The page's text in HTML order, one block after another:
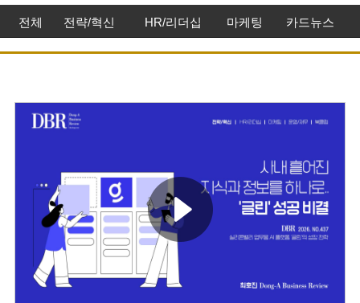
전체 전략/혁신 HR/리더십 마케팅 카드뉴스